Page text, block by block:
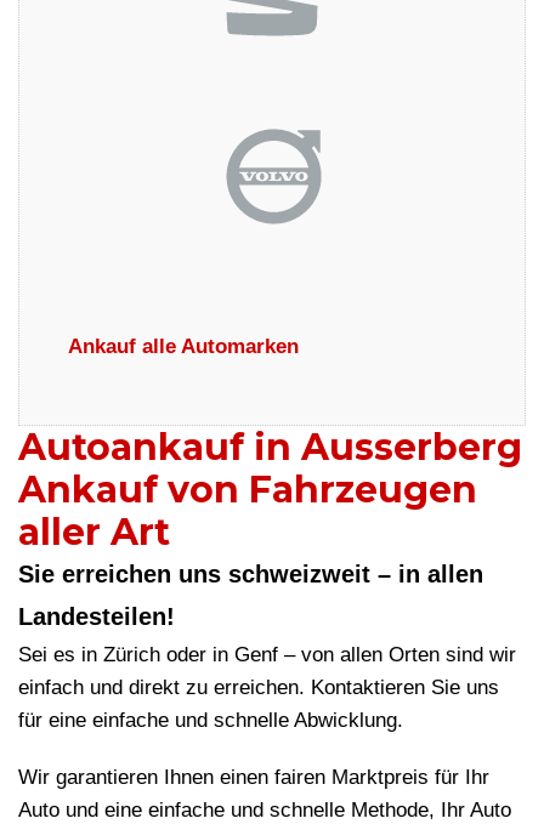
Ankauf alle Automarken
Autoankauf in Ausserberg
Ankauf von Fahrzeugen
aller Art
Sie erreichen uns schweizweit – in allen
Landesteilen!
Sei es in Zürich oder in Genf – von allen Orten sind wir
einfach und direkt zu erreichen. Kontaktieren Sie uns
für eine einfache und schnelle Abwicklung.
Wir garantieren Ihnen einen fairen Marktpreis für Ihr
Auto und eine einfache und schnelle Methode, Ihr Auto